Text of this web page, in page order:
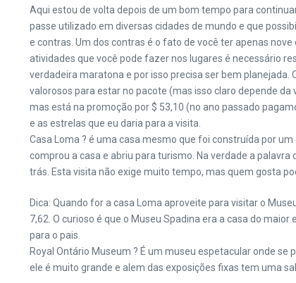
Aqui estou de volta depois de um bom tempo para
passe utilizado em diversas cidades de mundo e que
e contras. Um dos contras é o fato de você ter apenas
atividades que você pode fazer nos lugares é necessário
verdadeira maratona e por isso precisa ser bem
valorosos para estar no pacote (mas isso claro depende
mas está na promoção por $ 53,10 (no ano passado
e as estrelas que eu daria para a visita.
Casa Loma ? é uma casa mesmo que foi construída por
comprou a casa e abriu para turismo. Na verdade a
trás. Esta visita não exige muito tempo, mas quem gosta
Dica: Quando for a casa Loma aproveite para visitar o
7,62. O curioso é que o Museu Spadina era a casa do
para o pais.
Royal Ontário Museum ? É um museu espetacular onde
ele é muito grande e alem das exposições fixas tem uma